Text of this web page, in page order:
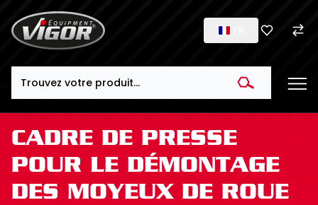
CADRE DE PRESSE
POUR LE DÉMONTAGE
DES MOYEUX DE ROUE